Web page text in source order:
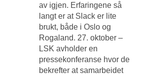
av igjen. Erfaringene så
langt er at Slack er lite
brukt, både i Oslo og
Rogaland. 27. oktober –
LSK avholder en
pressekonferanse hvor de
bekrefter at samarbeidet